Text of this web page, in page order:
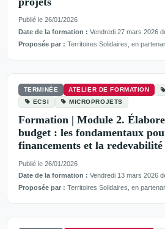
Publié le 26/01/2026
Date de la formation : Vendredi 27 mars 2026
Proposée par : Territoires Solidaires, en
TERMINÉE ATELIER DE FORMATION
ECSI
MICROPROJETS
Formation | Module 2.
budget : les fondamentaux
financements et la
Publié le 26/01/2026
Date de la formation : Vendredi 13 mars 2026
Proposée par : Territoires Solidaires, en